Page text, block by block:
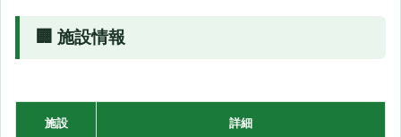
🏢 施設情報
施設 詳細